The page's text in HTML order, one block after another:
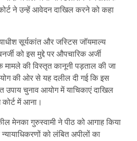
ने उन्हें आवेदन दाखिल करने को कहा
सूर्यकांत और जस्टिस जॉयमाल्य
को इस मुद्दे पर औपचारिक अर्जी
मामले की विस्तृत कानूनी पड़ताल की जा
की ओर से यह दलील दी गई कि इस
उपाय चुनाव आयोग में याचिकाएं दाखिल
में आना।
मेनका गुरुस्वामी ने पीठ को आगाह किया
को लंबित अपीलों का